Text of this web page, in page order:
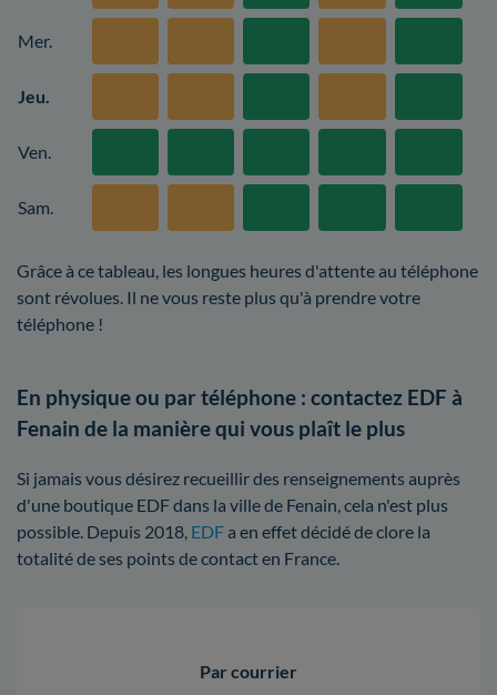
Mer.
Jeu.
Ven.
Sam.
Grâce à ce tableau, les longues heures d'attente au téléphone
sont révolues. Il ne vous reste plus qu'à prendre votre
téléphone !
En physique ou par téléphone : contactez EDF à
Fenain de la manière qui vous plaît le plus
Si jamais vous désirez recueillir des renseignements auprès
d'une boutique EDF dans la ville de Fenain, cela n'est plus
possible. Depuis 2018, EDFa en effet décidé de clore la
totalité de ses points de contact en France.
Par courrier